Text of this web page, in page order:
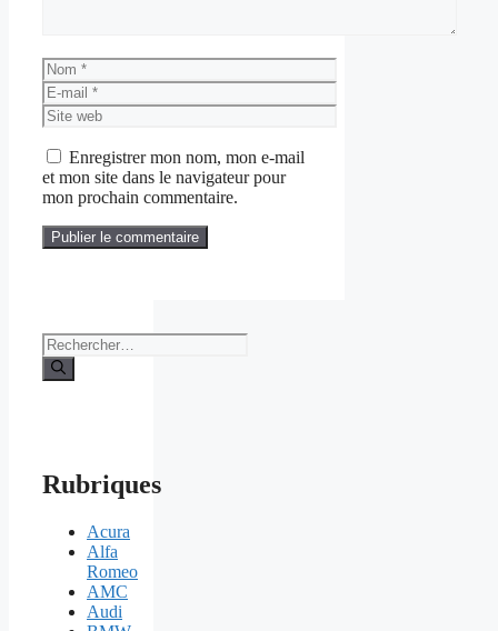
Nom
E-
mail
Site
web
Enregistrer mon nom, mon e-mail
et mon site dans le navigateur pour
mon prochain commentaire.
Rechercher :
Rubriques
Acura
Alfa
Romeo
AMC
Audi